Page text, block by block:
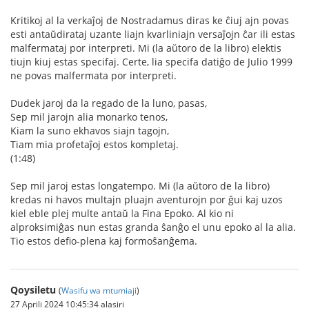
Kritikoj al la verkaĵoj de Nostradamus diras ke ĉiuj ajn povas
esti antaŭdirataj uzante liajn kvarliniajn versaĵojn ĉar ili estas
malfermataj por interpreti. Mi (la aŭtoro de la libro) elektis
tiujn kiuj estas specifaj. Certe, lia specifa datiĝo de Julio 1999
ne povas malfermata por interpreti.
Dudek jaroj da la regado de la luno, pasas,
Sep mil jarojn alia monarko tenos,
Kiam la suno ekhavos siajn tagojn,
Tiam mia profetaĵoj estos kompletaj.
(1:48)
Sep mil jaroj estas longatempo. Mi (la aŭtoro de la libro)
kredas ni havos multajn pluajn aventurojn por ĝui kaj uzos
kiel eble plej multe antaŭ la Fina Epoko. Al kio ni
alproksimiĝas nun estas granda ŝanĝo el unu epoko al la alia.
Tio estos defio-plena kaj formoŝanĝema.
Qoysiletu (Wasifu wa mtumiaji)
27 Aprili 2024 10:45:34 alasiri